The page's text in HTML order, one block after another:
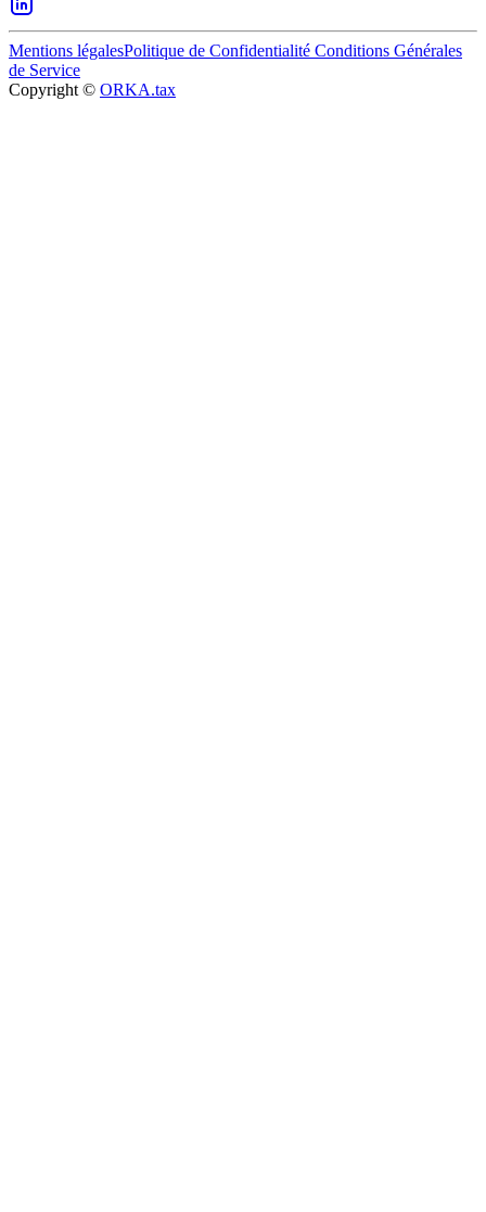
Mentions légalesPolitique de Confidentialité Conditions Générales
de Service
Copyright © ORKA.tax